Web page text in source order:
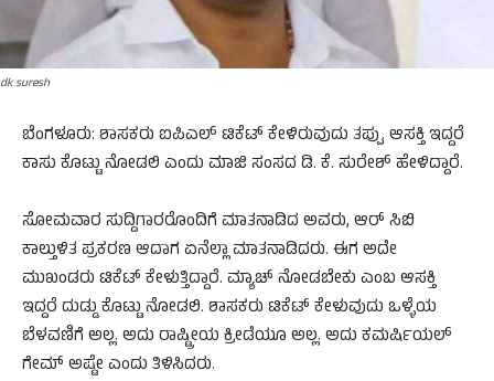
dk suresh
ಬೆಂಗಳೂರು: ಶಾಸಕರು ಐಪಿಎಲ್ ಟಿಕೆಟ್ ಕೇಳಿರುವುದು ತಪ್ಪು. ಆಸಕ್ತಿ ಇದ್ದರೆ
ಕಾಸು ಕೊಟ್ಟು ನೋಡಲಿ ಎಂದು ಮಾಜಿ ಸಂಸದ ಡಿ. ಕೆ. ಸುರೇಶ್ ಹೇಳಿದ್ದಾರೆ.
ಸೋಮವಾರ ಸುದ್ದಿಗಾರರೊಂದಿಗೆ ಮಾತನಾಡಿದ ಅವರು, ಆರ್ ಸಿಬಿ
ಕಾಲ್ತುಳಿತ ಪ್ರಕರಣ ಆದಾಗ ಏನೆಲ್ಲಾ ಮಾತನಾಡಿದರು. ಈಗ ಅದೇ
ಮುಖಂಡರು ಟಿಕೆಟ್ ಕೇಳುತ್ತಿದ್ದಾರೆ. ಮ್ಯಾಚ್ ನೋಡಬೇಕು ಎಂಬ ಆಸಕ್ತಿ
ಇದ್ದರೆ ದುಡ್ಡು ಕೊಟ್ಟು ನೋಡಲಿ. ಶಾಸಕರು ಟಿಕೆಟ್ ಕೇಳುವುದು ಒಳ್ಳೆಯ
ಬೆಳವಣಿಗೆ ಅಲ್ಲ. ಅದು ರಾಷ್ಟ್ರೀಯ ಕ್ರೀಡೆಯೂ ಅಲ್ಲ. ಅದು ಕಮರ್ಷಿಯಲ್
ಗೇಮ್ ಅಷ್ಟೇ ಎಂದು ತಿಳಿಸಿದರು.